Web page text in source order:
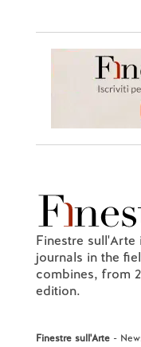
Finestre
journals in the
combines, from
edition.
Finestre sull'Arte-